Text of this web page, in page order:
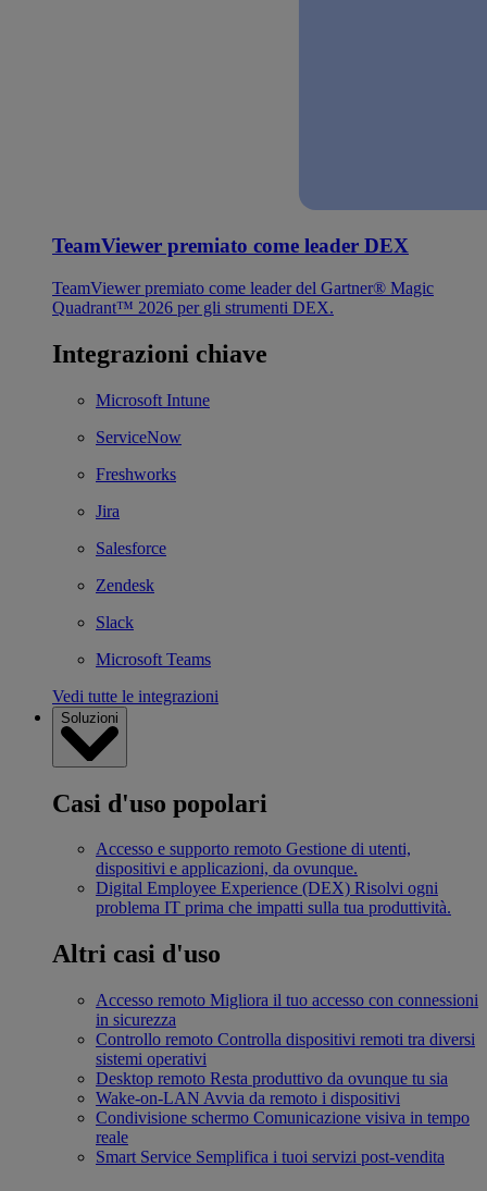
TeamViewer premiato come leader DEX
TeamViewer premiato come leader del Gartner® Magic
Quadrant™ 2026 per gli strumenti DEX.
Integrazioni chiave
Microsoft Intune
ServiceNow
Freshworks
Jira
Salesforce
Zendesk
Slack
Microsoft Teams
Vedi tutte le integrazioni
Soluzioni
Casi d'uso popolari
Accesso e supporto remoto Gestione di utenti,
dispositivi e applicazioni, da ovunque.
Digital Employee Experience (DEX) Risolvi ogni
problema IT prima che impatti sulla tua produttività.
Altri casi d'uso
Accesso remoto Migliora il tuo accesso con connessioni
in sicurezza
Controllo remoto Controlla dispositivi remoti tra diversi
sistemi operativi
Desktop remoto Resta produttivo da ovunque tu sia
Wake-on-LAN Avvia da remoto i dispositivi
Condivisione schermo Comunicazione visiva in tempo
reale
Smart Service Semplifica i tuoi servizi post-vendita